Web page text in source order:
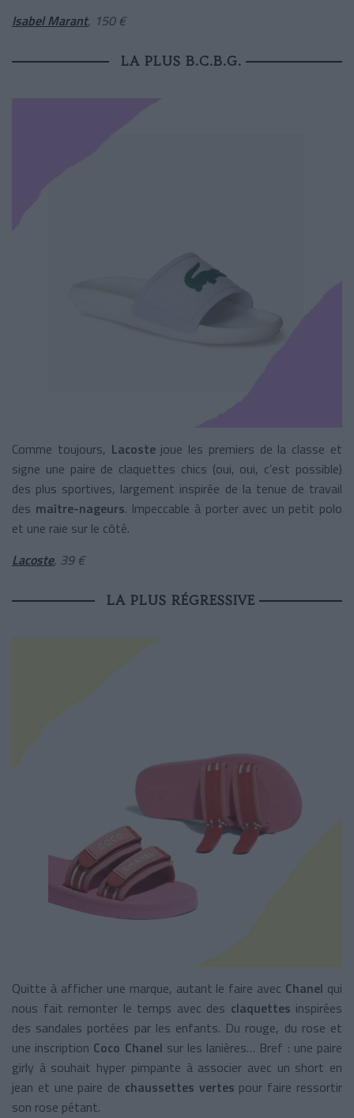
Isabel Marant, 150 €
LA PLUS B.C.B.G.
Comme toujours, Lacostejoue les premiers de la classe et
signe une paire de claquettes chics (oui, oui, c’est possible)
des plus sportives, largement inspirée de la tenue de travail
des maître-nageurs. Impeccable à porter avec un petit polo
et une raie sur le côté.
Lacoste, 39 €
LA PLUS RÉGRESSIVE
Quitte à afficher une marque, autant le faire avec Chanel qui
nous fait remonter le temps avec des claquettes inspirées
des sandales portées par les enfants. Du rouge, du rose et
une inscription Coco Chanel sur les lanières… Bref : une paire
girly à souhait hyper pimpante à associer avec un short en
jean et une paire de chaussettes vertes pour faire ressortir
son rose pétant.